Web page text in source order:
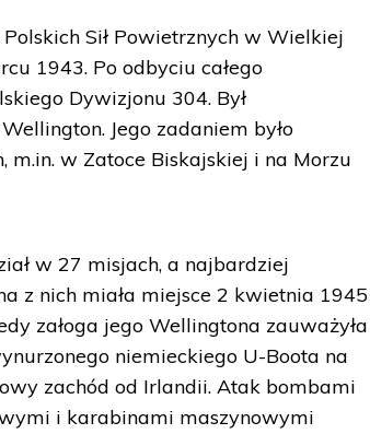
Sił Powietrznych w Wielkiej
1943. Po odbyciu całego
Dywizjonu 304. Był
Jego zadaniem było
w Zatoce Biskajskiej i na Morzu
w 27 misjach, a najbardziej
z nich miała miejsce 2 kwietnia 1945
załoga jego Wellingtona zauważyła
niemieckiego U-Boota na
zachód od Irlandii. Atak bombami
i karabinami maszynowymi